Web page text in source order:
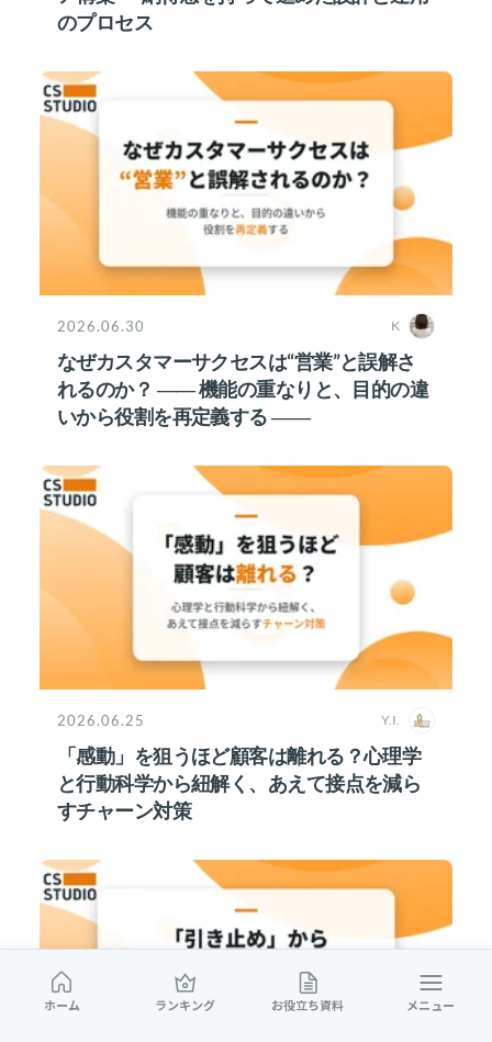
ホーム ランキング お役立ち資料 メニュー
のプロセス
2026.06.30 K
なぜカスタマーサクセスは“営業”と誤解さ
れるのか？ ―― 機能の重なりと、目的の違
いから役割を再定義する ――
2026.06.25 Y.I.
「感動」を狙うほど顧客は離れる？心理学
と行動科学から紐解く、あえて接点を減ら
すチャーン対策